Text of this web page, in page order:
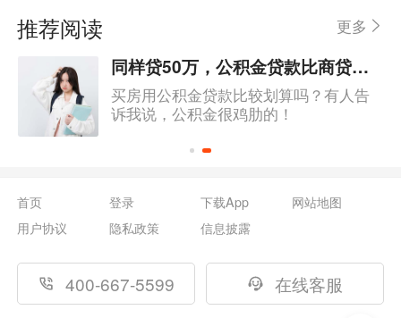
推荐阅读 更多
同样贷50万，公积金贷款比商贷少20多万的利息！却仍有人不会用它？
买房用公积金贷款比较划算吗？有人告
诉我说，公积金很鸡肋的！
首页 登录 下载App
网站地图
用户协议
隐私政策 信息披露
400-667-5599 在线客服